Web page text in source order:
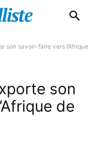
son savoir-faire vers l’Afrique
son
de